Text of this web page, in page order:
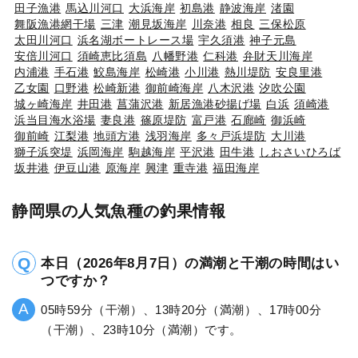
田子漁港 馬込川河口 大浜海岸 初島港 静波海岸 渚園
舞阪漁港網干場 三津 潮見坂海岸 川奈港 相良 三保松原
太田川河口 浜名湖ボートレース場 宇久須港 神子元島
安倍川河口 須崎恵比須島 八幡野港 仁科港 弁財天川海岸
内浦港 手石港 鮫島海岸 松崎港 小川港 熱川堤防 安良里港
乙女園 口野港 松崎新港 御前崎海岸 八木沢港 汐吹公園
城ヶ崎海岸 井田港 菖蒲沢港 新居漁港砂揚げ場 白浜 須崎港
浜当目海水浴場 妻良港 篠原堤防 富戸港 石廊崎 御浜崎
御前崎 江梨港 地頭方港 浅羽海岸 多々戸浜堤防 大川港
獅子浜突堤 浜岡海岸 駒越海岸 平沢港 田牛港 しおさいひろば
坂井港 伊豆山港 原海岸 興津 重寺港 福田海岸
静岡県の人気魚種の釣果情報
本日（2026年8月7日）の満潮と干潮の時間はい
つですか？
05時59分（干潮）、13時20分（満潮）、17時00分
（干潮）、23時10分（満潮）です。